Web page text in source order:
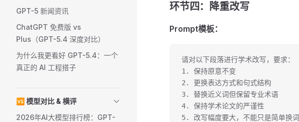
GPT-5 新闻资讯
ChatGPT 免费版 vs
Plus（GPT-5.4 深度对比）
为什么我更看好 GPT-5.4：一个
真正的 AI 工程搭子
🆚 模型对比 & 横评
2026年AI大模型排行榜：GPT-
环节四：降重改写
Prompt模板：
请对以下段落进行学术改写，要求：
1. 保持原意不变
2. 更换表达方式和句式结构
3. 替换近义词但保留专业术语
4. 保持学术论文的严谨性
5. 改写幅度要大，不能只是简单换词